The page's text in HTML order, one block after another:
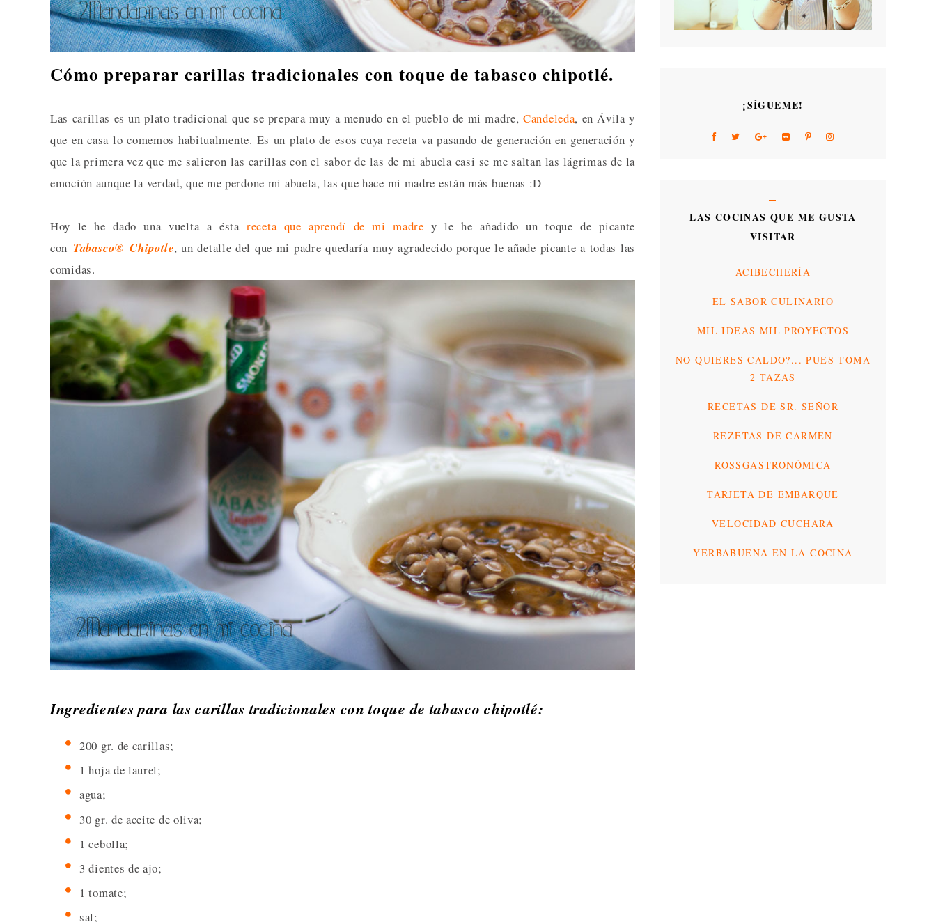
Cómo preparar carillas tradicionales con toque de tabasco chipotlé.
Las carillas es un plato tradicional que se prepara muy a menudo en el pueblo de mi madre,Candeleda, en Ávila y
que en casa lo comemos habitualmente. Es un plato de esos cuya receta va pasando de generación en generación y
que la primera vez que me salieron las carillas con el sabor de las de mi abuela casi se me saltan las lágrimas de la
emoción aunque la verdad, que me perdone mi abuela, las que hace mi madre están más buenas :D
Hoy le he dado una vuelta a éstareceta que aprendí de mi madre y le he añadido un toque de picante
con Tabasco® Chipotle, un detalle del que mi padre quedaría muy agradecido porque le añade picante a todas las
comidas.
Ingredientes para las carillas tradicionales con toque de tabasco chipotlé:
200 gr. de carillas;
1 hoja de laurel;
agua;
30 gr. de aceite de oliva;
1 cebolla;
3 dientes de ajo;
1 tomate;
sal;
¡SÍGUEME!
LAS COCINAS QUE ME GUSTA
VISITAR
ACIBECHERÍA
EL SABOR CULINARIO
MIL IDEAS MIL PROYECTOS
NO QUIERES CALDO?... PUES TOMA
2 TAZAS
RECETAS DE SR. SEÑOR
REZETAS DE CARMEN
ROSSGASTRONÓMICA
TARJETA DE EMBARQUE
VELOCIDAD CUCHARA
YERBABUENA EN LA COCINA